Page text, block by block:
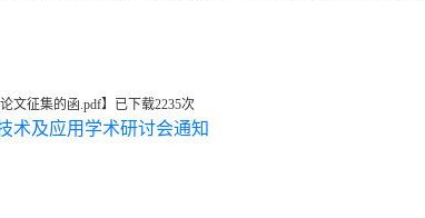
文征集的函.pdf】已下载2235次
术及应用学术研讨会通知